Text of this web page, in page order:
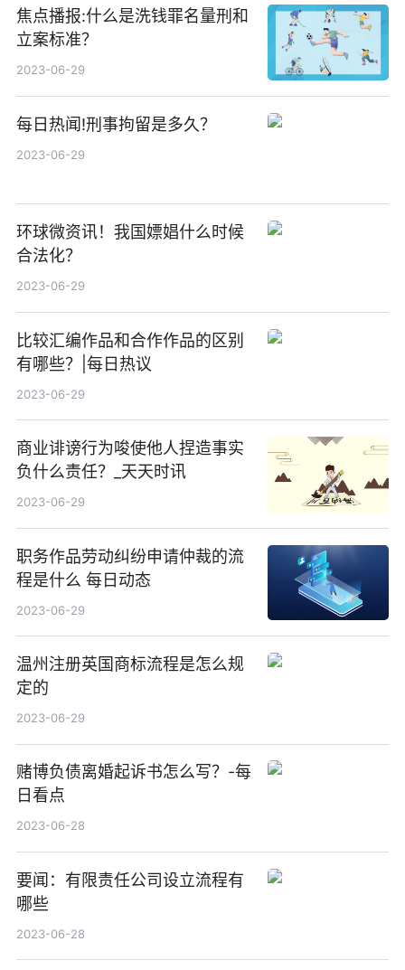
焦点播报:什么是洗钱罪名量刑和
立案标准？
2023-06-29
每日热闻!刑事拘留是多久？
2023-06-29
环球微资讯！我国嫖娼什么时候
合法化？
2023-06-29
比较汇编作品和合作作品的区别
有哪些？|每日热议
2023-06-29
商业诽谤行为唆使他人捏造事实
负什么责任？_天天时讯
2023-06-29
职务作品劳动纠纷申请仲裁的流
程是什么 每日动态
2023-06-29
温州注册英国商标流程是怎么规
定的
2023-06-29
赌博负债离婚起诉书怎么写？-每
日看点
2023-06-28
要闻：有限责任公司设立流程有
哪些
2023-06-28